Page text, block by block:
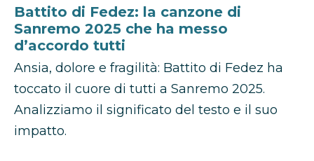
Battito di Fedez: la canzone di
Sanremo 2025 che ha messo
d’accordo tutti
Ansia, dolore e fragilità: Battito di Fedez ha
toccato il cuore di tutti a Sanremo 2025.
Analizziamo il significato del testo e il suo
impatto.